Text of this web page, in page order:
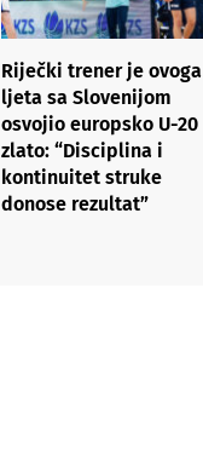
Riječki trener je ovoga
ljeta sa Slovenijom
osvojio europsko U-20
zlato: “Disciplina i
kontinuitet struke
donose rezultat”